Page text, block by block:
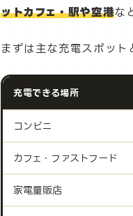
ットカフェ・駅や空港な
まずは主な充電スポット
充電できる場所
コンビニ
カフェ・ファストフード
家電量販店